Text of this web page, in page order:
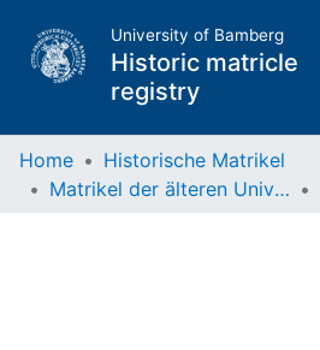
University of Bamberg
Historic matricle
registry
Home
Historische Matrikel
Matrikel der älteren Universität